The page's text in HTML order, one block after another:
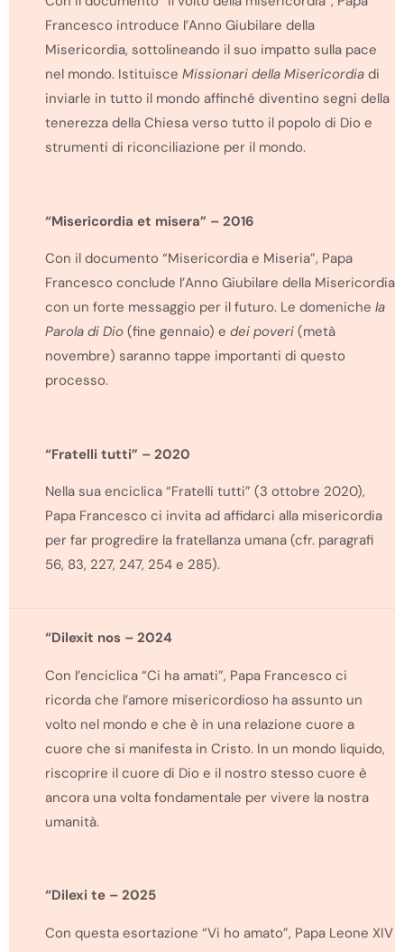
Francesco introduce l’Anno Giubilare della
Misericordia, sottolineando il suo impatto sulla pace
nel mondo. Istituisce Missionari della Misericordia di
inviarle in tutto il mondo affinché diventino segni della
tenerezza della Chiesa verso tutto il popolo di Dio e
strumenti di riconciliazione per il mondo.
“Misericordia et misera” – 2016
Con il documento “Misericordia e Miseria”, Papa
Francesco conclude l’Anno Giubilare della Misericordia
con un forte messaggio per il futuro. Le domeniche la
Parola di Dio (fine gennaio) e dei poveri (metà
novembre) saranno tappe importanti di questo
processo.
“Fratelli tutti” – 2020
Nella sua enciclica “Fratelli tutti” (3 ottobre 2020),
Papa Francesco ci invita ad affidarci alla misericordia
per far progredire la fratellanza umana (cfr. paragrafi
56, 83, 227, 247, 254 e 285).
“Dilexit nos – 2024
Con l’enciclica “Ci ha amati”, Papa Francesco ci
ricorda che l’amore misericordioso ha assunto un
volto nel mondo e che è in una relazione cuore a
cuore che si manifesta in Cristo. In un mondo liquido,
riscoprire il cuore di Dio e il nostro stesso cuore è
ancora una volta fondamentale per vivere la nostra
umanità.
“Dilexi te – 2025
Con questa esortazione “Vi ho amato”, Papa Leone XIV